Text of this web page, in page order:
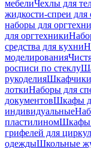
мебелиЧехлы для
жидкости-спреи для
наборы для
для оргтехники
средства для кухни
моделирования
росписи по стеклу
рукоделияШкафчики
лоткиНаборы для
документовШкафы
индивидуальные
пластилиномШкафы
грифелей для
одеждыШкольные